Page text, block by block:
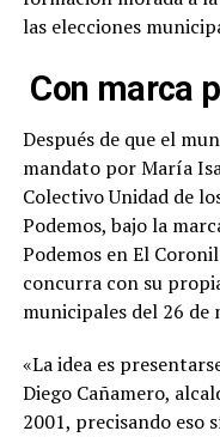
las elecciones
Con marca
Después de que el
mandato por María
Colectivo Unidad de
Podemos, bajo la
Podemos en El
concurra con su
municipales del 26 de
«La idea es
Diego Cañamero,
2001, precisando eso